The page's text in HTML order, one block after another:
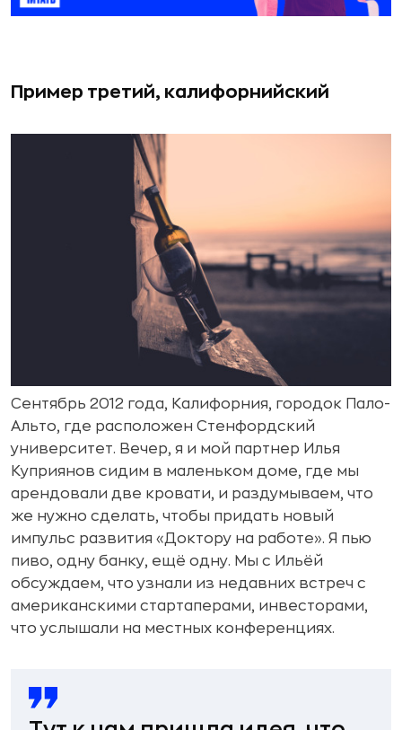
Пример третий, калифорнийский
Сентябрь 2012 года, Калифорния, городок Пало-
Альто, где расположен Стенфордский
университет. Вечер, я и мой партнер Илья
Куприянов сидим в маленьком доме, где мы
арендовали две кровати, и раздумываем, что
же нужно сделать, чтобы придать новый
импульс развития «Доктору на работе». Я пью
пиво, одну банку, ещё одну. Мы с Ильёй
обсуждаем, что узнали из недавних встреч с
американскими стартаперами, инвесторами,
что услышали на местных конференциях.